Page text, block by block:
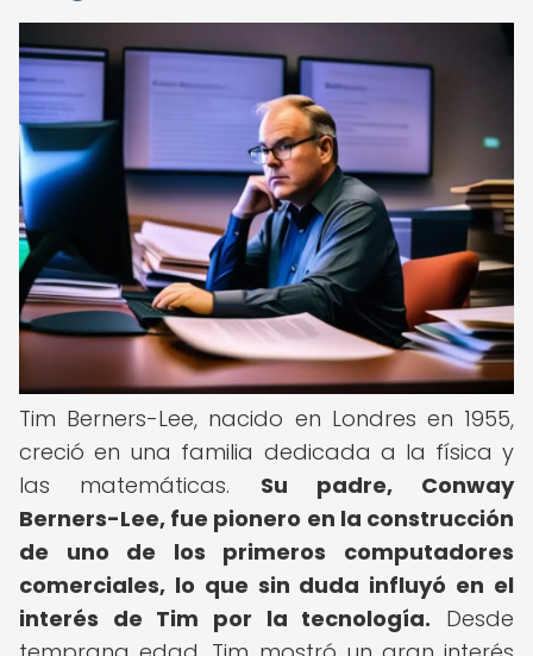
Tim Berners-Lee, nacido en Londres en 1955,
creció en una familia dedicada a la física y
las matemáticas. Su padre, Conway
Berners-Lee, fue pionero en la construcción
de uno de los primeros computadores
comerciales, lo que sin duda influyó en el
interés de Tim por la tecnología. Desde